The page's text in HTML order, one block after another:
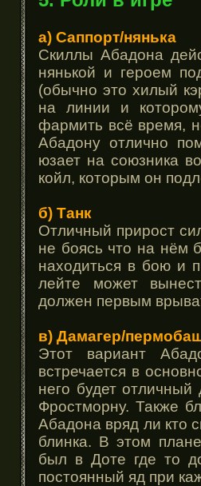
а) Саппорт/нянька
Скиллы Абадона
нянькой и героем
(обычно это хилый
на линии и
фармить всё время,
Абадону отлично
юзает на союзника
койл, которым он
б) Танк
Отличный прирост
не боясь что на нём
находиться в бою и
лейте может
должен первым
в) Дамагер/
Этот вариант
встречается в
него будет отличный
Фростморну. Также
Абадона вряд ли кто
блинка. В этом
был в Доте где то
постоянный яд при